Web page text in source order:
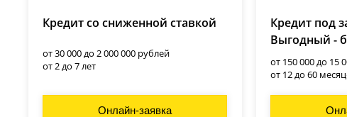
Кредит со сниженной ставкой
от 30 000 до 2 000 000 рублей
от 2 до 7 лет
Онлайн-заявка
Кредит под
Выгодный -
от 150 000 до 15
от 12 до 60